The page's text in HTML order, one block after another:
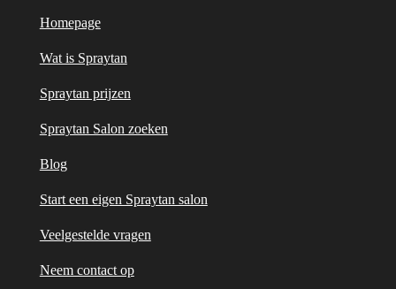
Homepage
Wat is Spraytan
Spraytan prijzen
Spraytan Salon zoeken
Blog
Start een eigen Spraytan salon
Veelgestelde vragen
Neem contact op